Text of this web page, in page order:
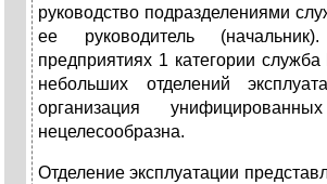
руководство подразделениями
ее руководитель
предприятиях 1 категории
небольших отделений
организация
нецелесообразна.
Отделение эксплуатации